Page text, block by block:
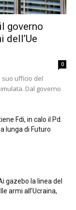
governo
dell’Ue
0
ufficio del
Dal governo
Fdi, in calo il Pd.
lunga di Futuro
gazebo la linea del
armi all’Ucraina,